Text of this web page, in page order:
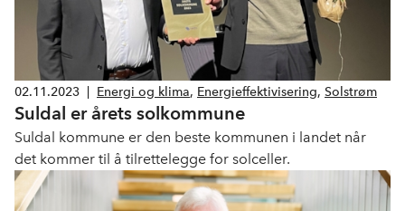
02.11.2023 Energi og klima, Energieffektivisering, Solstrøm
Suldal er årets solkommune
Suldal kommune er den beste kommunen i landet når
det kommer til å tilrettelegge for solceller.